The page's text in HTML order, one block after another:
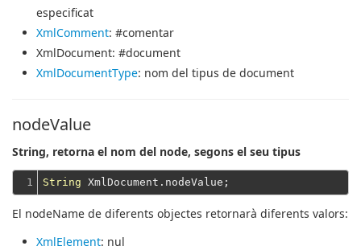
especificat
XmlComment: #comentar
XmlDocument: #document
XmlDocumentType: nom del tipus de document
nodeValue
String, retorna el nom del node, segons el seu tipus
1 String
El nodeName de diferents objectes retornarà diferents valors:
XmlElement: nul